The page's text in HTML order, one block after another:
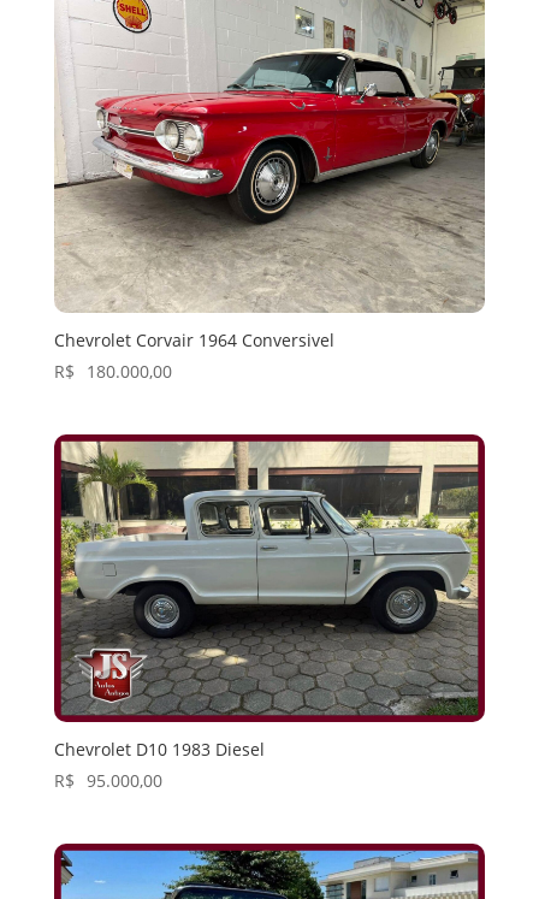
Chevrolet Corvair 1964 Conversivel
R$
180.000,00
Chevrolet D10 1983 Diesel
R$ 95.000,00